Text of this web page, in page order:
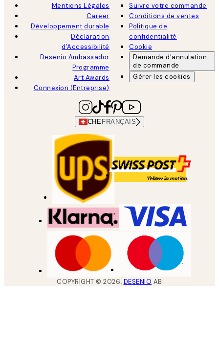
Mentions Légales
Career
Développement durable
Déclaration
d'Accessibilité
Desenio Ambassador
Programme
Art Awards
Connexion (Entreprise)
Suivre votre commande
Conditions de ventes
Politique de
confidentialité
Cookie
Demande d'annulation
de commande
Gérer les cookies
CHE FRANÇAIS
COPYRIGHT ©2026, DESENIO AB